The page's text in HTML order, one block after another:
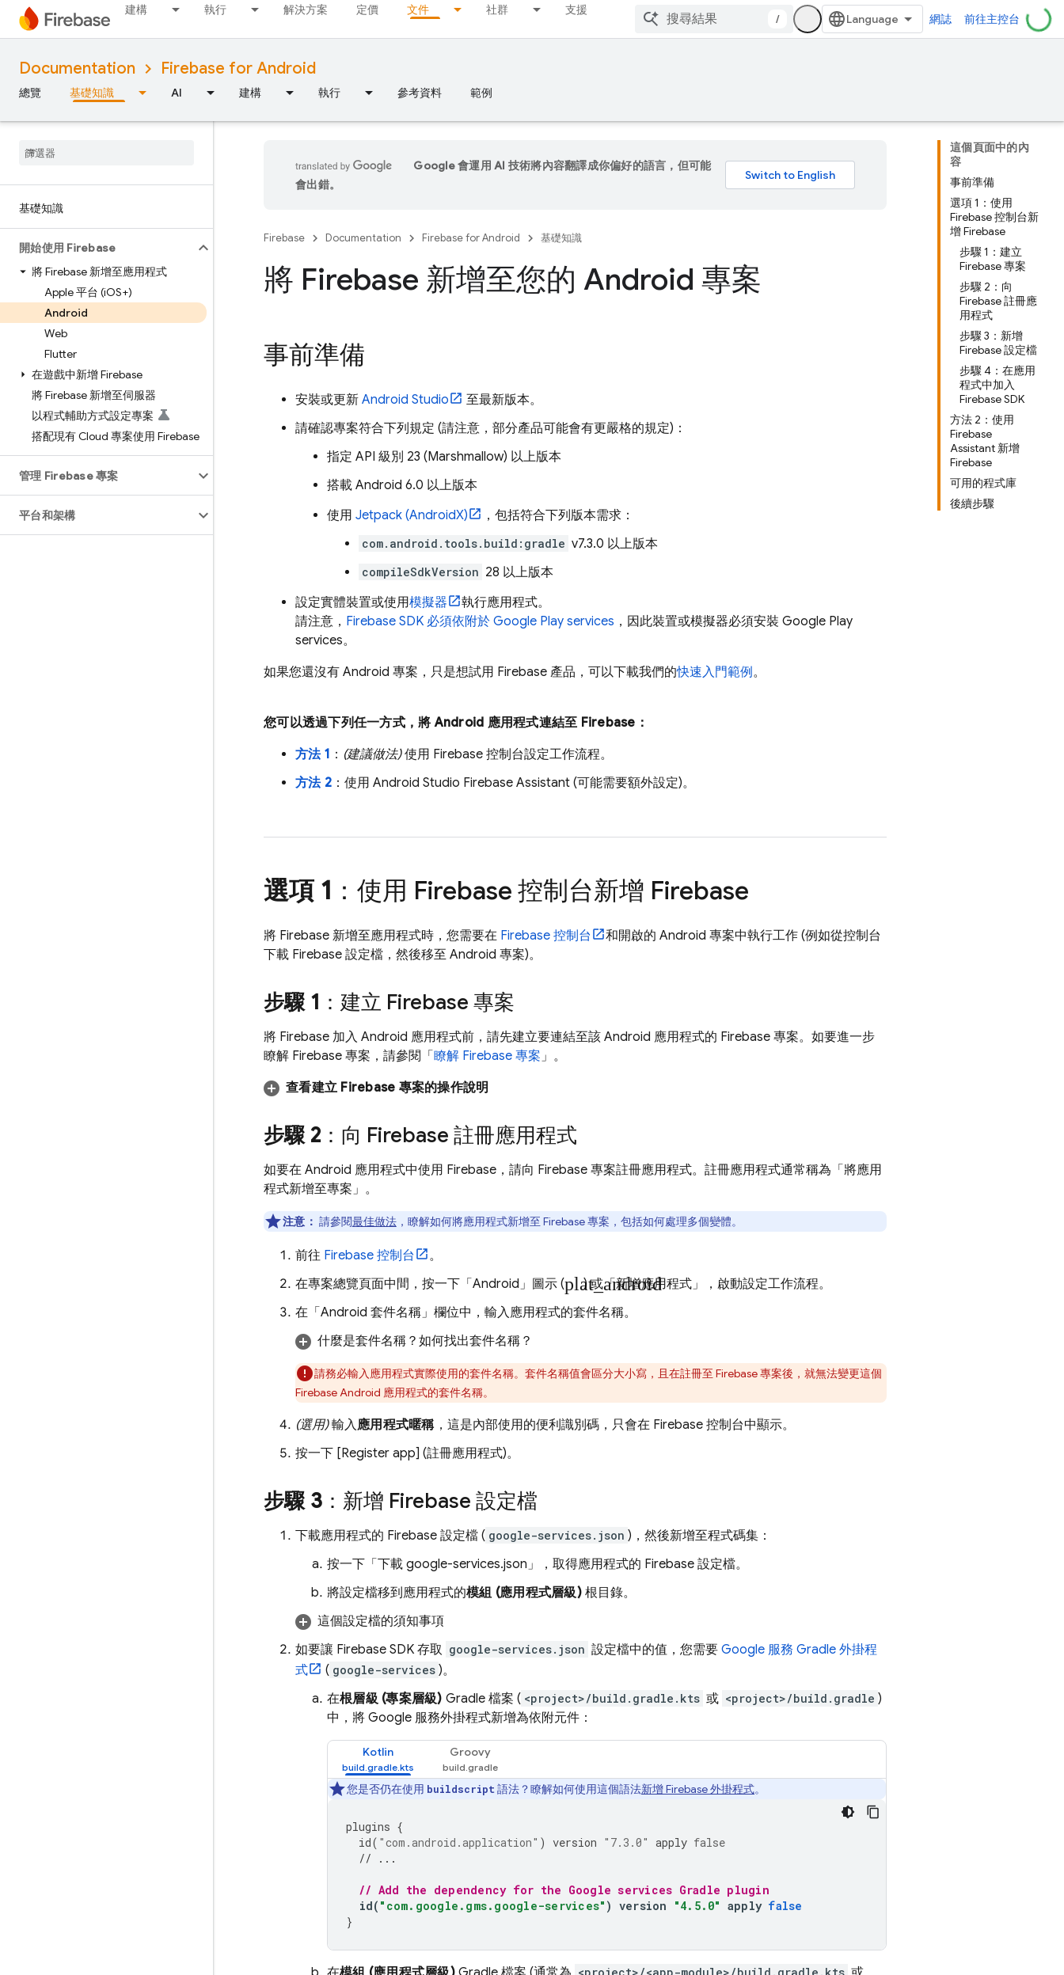
建構 執行 解決方案 定價 文件 社群 支援
/ 網誌 前往主控台
Documentation Firebase for Android
總覽 基礎知識 AI 建構 執行 參考資料 範例
基礎知識
開始使用 Firebase
將 Firebase 新增至應用程式
Apple 平台 (iOS+)
Android
Web
Flutter
在遊戲中新增 Firebase
將 Firebase 新增至伺服器
以程式輔助方式設定專案
搭配現有 Cloud 專案使用 Firebase
管理 Firebase 專案
平台和架構
這個頁面中的內
容
事前準備
選項 1：使用
Firebase 控制台新
增 Firebase
步驟 1：建立
Firebase 專案
步驟 2：向
Firebase 註冊應
用程式
步驟 3：新增
Firebase 設定檔
步驟 4：在應用
程式中加入
Firebase SDK
方法 2：使用
Firebase
Assistant 新增
Firebase
可用的程式庫
後續步驟
Google 會運用 AI 技術將內容翻譯成你偏好的語言，但可能
會出錯。
Firebase Documentation Firebase for Android 基礎知識
將 Firebase 新增至您的 Android 專案
事前準備
安裝或更新 Android Studio
至最新版本。
請確認專案符合下列規定 (請注意，部分產品可能會有更嚴格的規定)：
指定 API 級別 23 (Marshmallow) 以上版本
搭載 Android 6.0 以上版本
使用 Jetpack (AndroidX) ，包括符合下列版本需求：
com.android.tools.build:gradle v7.3.0 以上版本
compileSdkVersion 28 以上版本
設定實體裝置或使用模擬器
執行應用程式。
請注意， Firebase SDK 必須依附於 Google Play services ，因此裝置或模擬器必須安裝 Google Play
services。
如果您還沒有 Android 專案，只是想試用 Firebase 產品，可以下載我們的快速入門範例。
您可以透過下列任一方式，將 Android 應用程式連結至 Firebase：
方法 1 ： (建議做法)使用 Firebase 控制台設定工作流程。
方法 2 ：使用 Android Studio Firebase Assistant (可能需要額外設定)。
選項 1 ：使用 Firebase 控制台新增 Firebase
將 Firebase 新增至應用程式時，您需要在 Firebase 控制台
和開啟的 Android 專案中執行工作 (例如從控制台
下載 Firebase 設定檔，然後移至 Android 專案)。
步驟 1 ：建立 Firebase 專案
將 Firebase 加入 Android 應用程式前，請先建立要連結至該 Android 應用程式的 Firebase 專案。如要進一步
瞭解 Firebase 專案，請參閱「 瞭解 Firebase 專案」。
查看建立 Firebase 專案的操作說明
步驟 2 ：向 Firebase 註冊應用程式
如要在 Android 應用程式中使用 Firebase，請向 Firebase 專案註冊應用程式。註冊應用程式通常稱為「將應用
程式新增至專案」。
注意： 請參閱最佳做法，瞭解如何將應用程式新增至 Firebase 專案，包括如何處理多個變體。
前往 Firebase 控制台
。
在專案總覽頁面中間，按一下「Android」 圖示 (plat_android
) 或「新增應用程式」
，啟動設定工作流程。
在「Android 套件名稱」 欄位中，輸入應用程式的套件名稱。
什麼是套件名稱？如何找出套件名稱？
請務必輸入應用程式實際使用的套件名稱。套件名稱值會區分大小寫，且在註冊至 Firebase 專案後，就無法變更這個
Firebase Android 應用程式的套件名稱。
(選用)輸入應用程式暱稱，這是內部使用的便利識別碼，只會在 Firebase控制台中顯示。
按一下 [Register app] (註冊應用程式)。
步驟 3 ：新增 Firebase 設定檔
下載應用程式的 Firebase 設定檔 ( google-services.json )，然後新增至程式碼集：
按一下「下載 google-services.json」
，取得應用程式的 Firebase 設定檔。
將設定檔移到應用程式的模組 (應用程式層級)根目錄。
這個設定檔的須知事項
如要讓 Firebase SDK 存取 google-services.json 設定檔中的值，您需要 Google 服務 Gradle 外掛程
式
( google-services )。
在根層級 (專案層級) Gradle 檔案 ( <project>/build.gradle.kts 或 <project>/build.gradle )
中，將 Google 服務外掛程式新增為依附元件：
Kotlin Groovy
您是否仍在使用 buildscript 語法？瞭解如何使用這個語法新增 Firebase 外掛程式。
plugins {
id( "com.android.application" ) version "7.3.0" apply false
// ...
// Add the dependency for the Google services Gradle plugin
id( "com.google.gms.google-services" ) version "4.5.0" apply false
}